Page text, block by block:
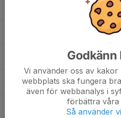
11. Malte Andersson
8. Oliwer Jonsson
9. Olle Snell
1. Oscar Liljeholm Wikén
Godkänn
Vi använder oss av
webbplats ska fungera
även för webbanalys i
förbättra våra
Så använder